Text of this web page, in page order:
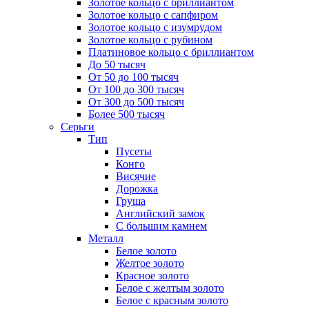
Золотое кольцо с бриллиантом
Золотое кольцо с сапфиром
Золотое кольцо с изумрудом
Золотое кольцо с рубином
Платиновое кольцо с бриллиантом
До 50 тысяч
От 50 до 100 тысяч
От 100 до 300 тысяч
От 300 до 500 тысяч
Более 500 тысяч
Серьги
Тип
Пусеты
Конго
Висячие
Дорожка
Груша
Английский замок
С большим камнем
Металл
Белое золото
Желтое золото
Красное золото
Белое с желтым золото
Белое с красным золото